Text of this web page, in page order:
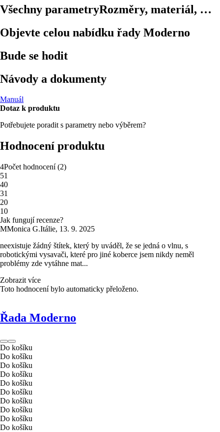
Všechny parametryRozměry, materiál, …
Objevte celou nabídku řady Moderno
Bude se hodit
Návody a dokumenty
Manuál
Dotaz k produktu
Potřebujete poradit s parametry nebo výběrem?
Hodnocení produktu
4Počet hodnocení(2)
51
40
31
20
10
Jak fungují recenze?
MMonica G.Itálie, 13. 9. 2025
neexistuje žádný štítek, který by uváděl, že se jedná o vlnu, s
robotickými vysavači, které pro jiné koberce jsem nikdy neměl
problémy zde vytáhne mat...
Zobrazit více
Toto hodnocení bylo automaticky přeloženo.
Řada Moderno
Do košíku
Do košíku
Do košíku
Do košíku
Do košíku
Do košíku
Do košíku
Do košíku
Do košíku
Do košíku